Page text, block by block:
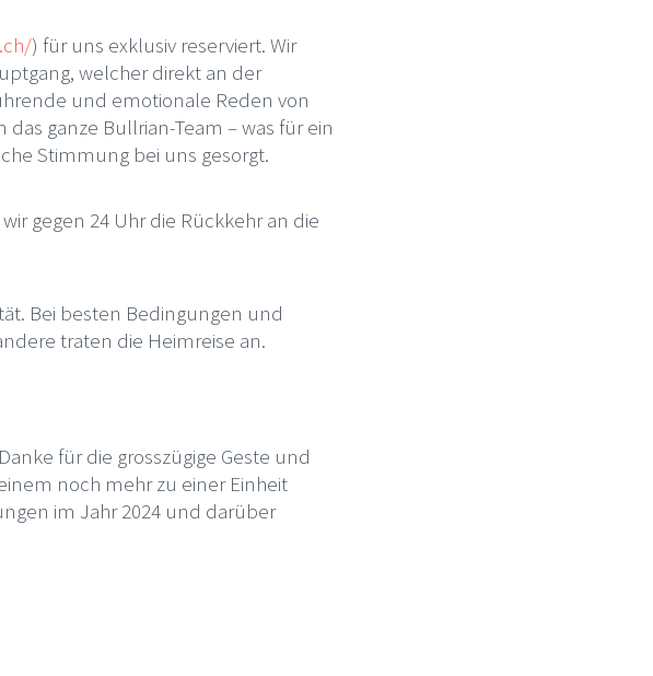
) für uns exklusiv reserviert. Wir
welcher direkt an der
und emotionale Reden von
ganze Bullrian-Team – was für ein
Stimmung bei uns gesorgt.
gegen 24 Uhr die Rückkehr an die
Bei besten Bedingungen und
traten die Heimreise an.
für die grosszügige Geste und
noch mehr zu einer Einheit
im Jahr 2024 und darüber